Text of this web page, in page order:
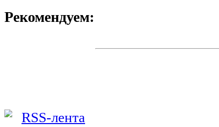
Рекомендуем: